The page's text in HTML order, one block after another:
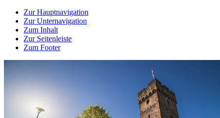
Zur Hauptnavigation
Zur Unternavigation
Zum Inhalt
Zur Seitenleiste
Zum Footer